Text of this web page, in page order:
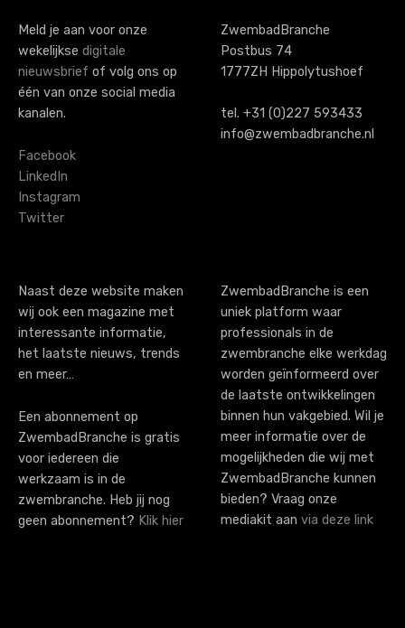
s
n
a
i
g
a
i
o
n
Meld je aan voor onze
wekelijkse digitale
nieuwsbrief of volg ons op
één van onze social media
kanalen.
Facebook
LinkedIn
Instagram
Twitter
ZwembadBranche
Postbus 74
1777ZH Hippolytushoef
tel. +31 (0)227 593433
info@zwembadbranche.nl
Naast deze website maken
wij ook een magazine met
interessante informatie,
het laatste nieuws, trends
en meer…
Een abonnement op
ZwembadBranche is gratis
voor iedereen die
werkzaam is in de
zwembranche. Heb jij nog
geen abonnement? Klik hier
ZwembadBranche is een
uniek platform waar
professionals in de
zwembranche elke werkdag
worden geïnformeerd over
de laatste ontwikkelingen
binnen hun vakgebied. Wil je
meer informatie over de
mogelijkheden die wij met
ZwembadBranche kunnen
bieden? Vraag onze
mediakit aan via deze link